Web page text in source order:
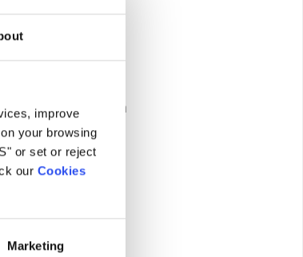
improve
your browsing
or set or reject
our Cookies
Marketing
čisticí výkon
a
sání. Spirálové
filtrace